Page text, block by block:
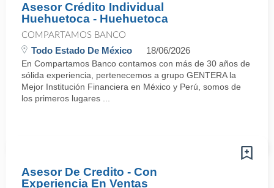
Asesor Crédito Individual
Huehuetoca - Huehuetoca
COMPARTAMOS BANCO
Todo Estado De México 18/06/2026
En Compartamos Banco contamos con más de 30 años de
sólida experiencia, pertenecemos a grupo GENTERA la
Mejor Institución Financiera en México y Perú, somos de
los primeros lugares ...
Asesor De Credito - Con
Experiencia En Ventas